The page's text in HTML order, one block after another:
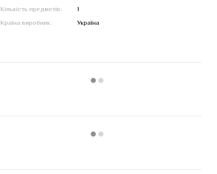
Кількість предметів:
1
Країна виробник:
Україна